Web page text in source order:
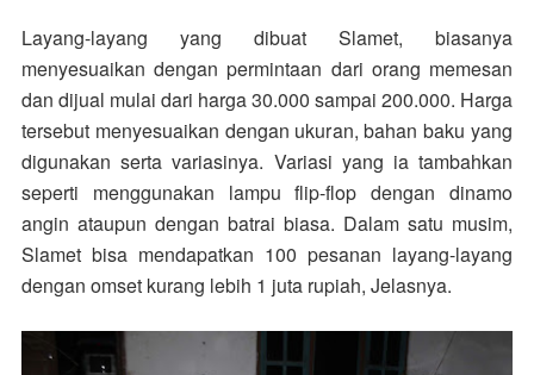
Layang-layang yang dibuat Slamet, biasanya
menyesuaikan dengan permintaan dari orang memesan
dan dijual mulai dari harga 30.000 sampai 200.000. Harga
tersebut menyesuaikan dengan ukuran, bahan baku yang
digunakan serta variasinya. Variasi yang ia tambahkan
seperti menggunakan lampu flip-flop dengan dinamo
angin ataupun dengan batrai biasa. Dalam satu musim,
Slamet bisa mendapatkan 100 pesanan layang-layang
dengan omset kurang lebih 1 juta rupiah, Jelasnya.